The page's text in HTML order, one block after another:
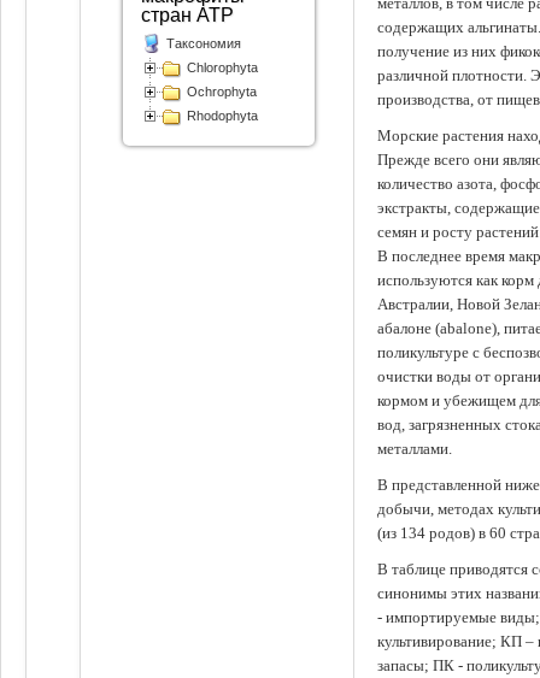
содержащих
получение из них
различной плотности.
производства, от
Морские растения
Прежде всего они
количество азота,
экстракты,
семян и росту
В последнее время
используются как
Австралии, Новой
абалоне (abalone),
поликультуре с
очистки воды от
кормом и убежищем
вод, загрязненных
металлами.
В представленной
добычи, методах
(из 134 родов) в 60
В таблице приводятся
синонимы этих
- импортируемые
культивирование; КП
запасы; ПК -
стран АТР
Таксономия
Chlorophyta
Ochrophyta
Rhodophyta